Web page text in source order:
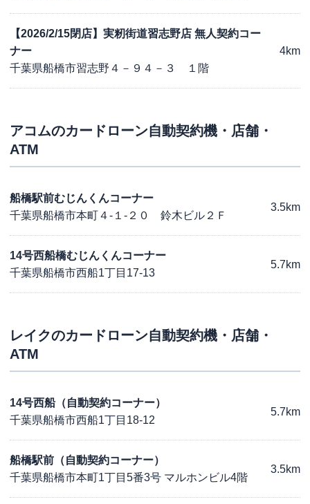
【2026/2/15閉店】実籾街道習志野店 無人契約コー
ナー
千葉県船橋市習志野４－９４－３ １階
4km
アコムのカードローン自動契約機・店舗・
ATM
船橋駅前むじんくんコーナー
千葉県船橋市本町４-１-２０ 鈴木ビル２Ｆ
3.5km
14号西船橋むじんくんコーナー
千葉県船橋市西船1丁目17-13
5.7km
レイクのカードローン自動契約機・店舗・
ATM
14号西船（自動契約コーナー）
千葉県船橋市西船1丁目18-12
5.7km
船橋駅前（自動契約コーナー）
千葉県船橋市本町1丁目5番3号 マルホンビル4階
3.5km